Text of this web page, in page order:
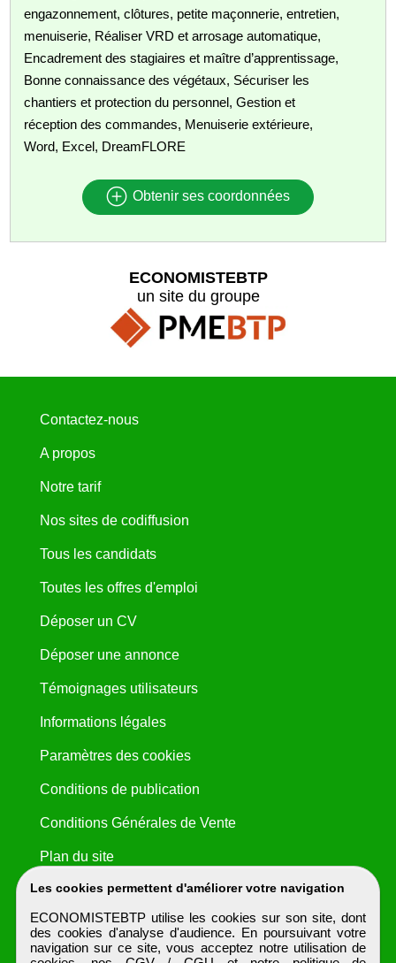
engazonnement, clôtures, petite maçonnerie, entretien,
menuiserie, Réaliser VRD et arrosage automatique,
Encadrement des stagiaires et maître d’apprentissage,
Bonne connaissance des végétaux, Sécuriser les
chantiers et protection du personnel, Gestion et
réception des commandes, Menuiserie extérieure,
Word, Excel, DreamFLORE
Obtenir ses coordonnées
Les cookies permettent d'améliorer votre navigation
ECONOMISTEBTP utilise les cookies sur son site, dont
des cookies d'analyse d'audience. En poursuivant votre
navigation sur ce site, vous acceptez notre utilisation de
ECONOMISTEBTP
un site du groupe
Contactez-nous
A propos
Notre tarif
Nos sites de codiffusion
Tous les candidats
Toutes les offres d'emploi
Déposer un CV
Déposer une annonce
Témoignages utilisateurs
Informations légales
Paramètres des cookies
Conditions de publication
Conditions Générales de Vente
Plan du site